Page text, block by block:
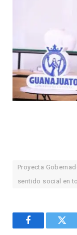
Proyecta
sentido social en
Facebook